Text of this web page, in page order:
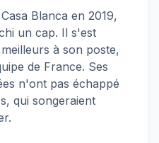
Blanca en 2019,
un cap. Il s'est
à son poste,
de France. Ses
n'ont pas échappé
qui songeraient